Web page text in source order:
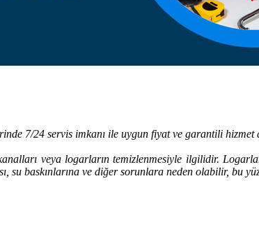
7/24 servis imkanı ile uygun fiyat ve garantili hizmet
veya logarların temizlenmesiyle ilgilidir.
su baskınlarına ve diğer sorunlara neden olabilir, bu